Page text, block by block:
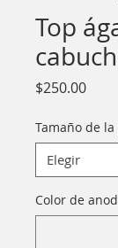
Top
$250.00Precio
Tamaño de
Color de